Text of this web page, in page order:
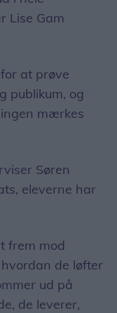
Lise Gam
at prøve
publikum, og
mærkes
Søren
eleverne har
frem mod
de løfter
ud på
de leverer,